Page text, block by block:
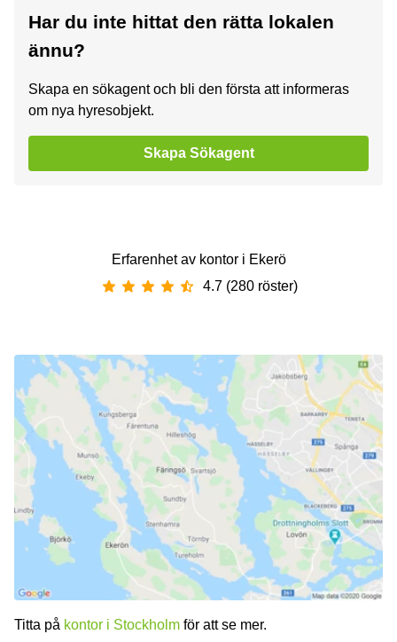
Har du inte hittat den rätta lokalen
ännu?
Skapa en sökagent och bli den första att informeras
om nya hyresobjekt.
Skapa Sökagent
Erfarenhet av ‪kontor‬ i ‪Ekerö‬
4.7 (280 röster)
Titta på kontor i Stockholm för att se mer.